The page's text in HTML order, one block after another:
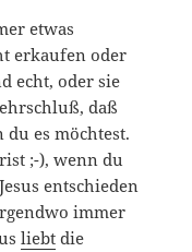
etwas
erkaufen oder
echt, oder sie
daß
es möchtest.
;-), wenn du
entschieden
immer
liebt die